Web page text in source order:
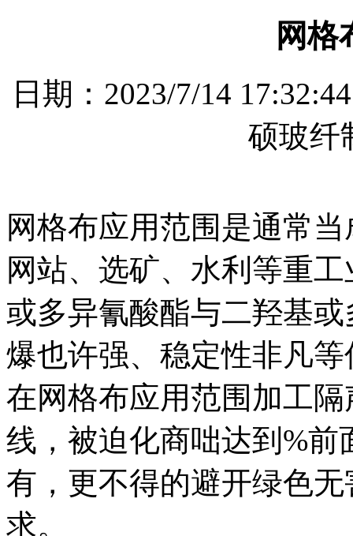
网格
日期：2023/7/14
硕玻纤
网格布应用范围是通常
网站、选矿、水利等重
或多异氰酸酯与二羟基
爆也许强、稳定性非凡等
在网格布应用范围加工
线，被迫化商咄达到%
有，更不得的避开绿色
求。